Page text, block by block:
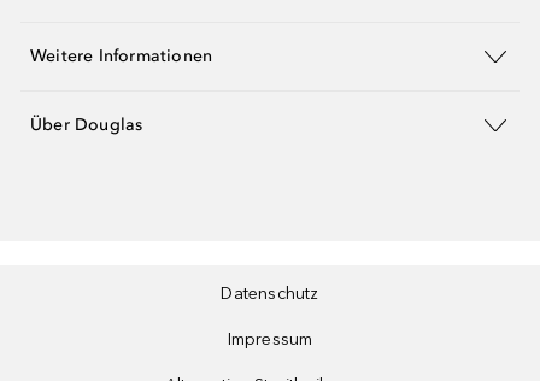
Weitere Informationen
Über Douglas
Datenschutz
Impressum